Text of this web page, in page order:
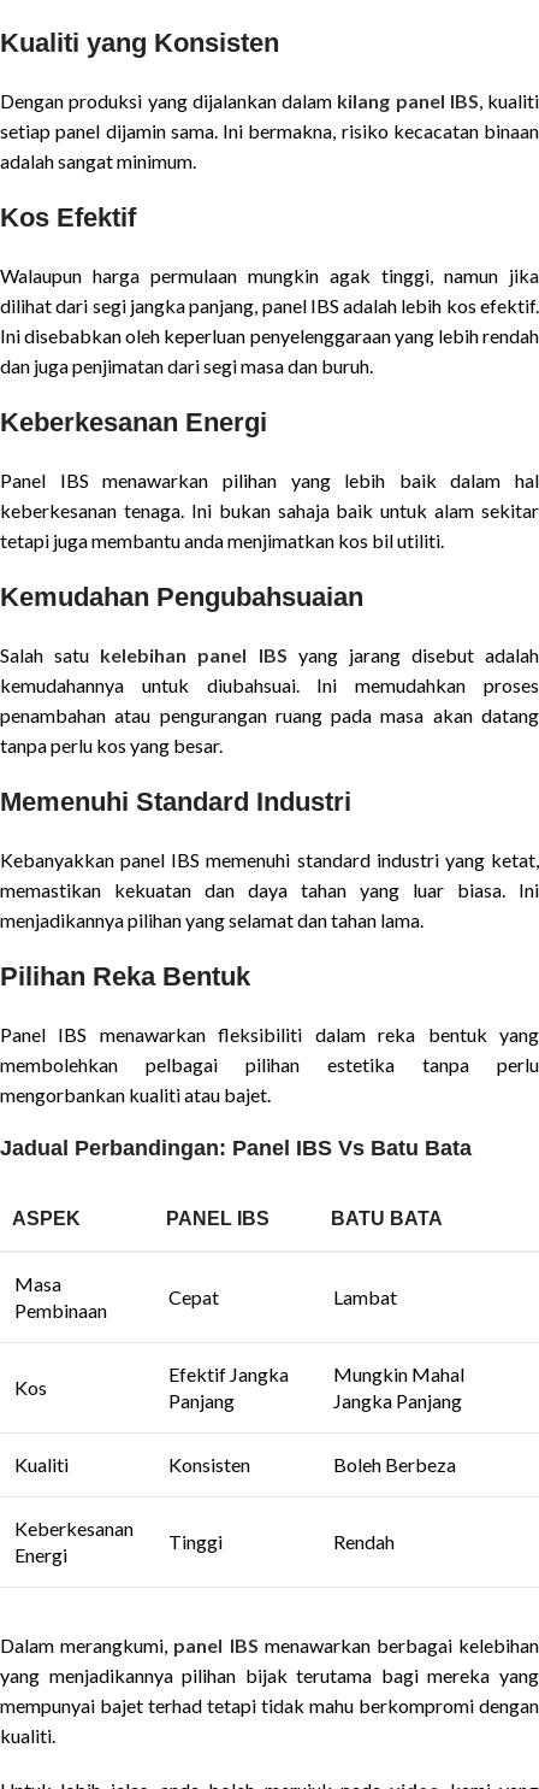
Kualiti yang Konsisten
Dengan produksi yang dijalankan dalam kilang panel IBS, kualiti
setiap panel dijamin sama. Ini bermakna, risiko kecacatan binaan
adalah sangat minimum.
Kos Efektif
Walaupun harga permulaan mungkin agak tinggi, namun jika
dilihat dari segi jangka panjang, panel IBS adalah lebih kos efektif.
Ini disebabkan oleh keperluan penyelenggaraan yang lebih rendah
dan juga penjimatan dari segi masa dan buruh.
Keberkesanan Energi
Panel IBS menawarkan pilihan yang lebih baik dalam hal
keberkesanan tenaga. Ini bukan sahaja baik untuk alam sekitar
tetapi juga membantu anda menjimatkan kos bil utiliti.
Kemudahan Pengubahsuaian
Salah satu kelebihan panel IBS yang jarang disebut adalah
kemudahannya untuk diubahsuai. Ini memudahkan proses
penambahan atau pengurangan ruang pada masa akan datang
tanpa perlu kos yang besar.
Memenuhi Standard Industri
Kebanyakkan panel IBS memenuhi standard industri yang ketat,
memastikan kekuatan dan daya tahan yang luar biasa. Ini
menjadikannya pilihan yang selamat dan tahan lama.
Pilihan Reka Bentuk
Panel IBS menawarkan fleksibiliti dalam reka bentuk yang
membolehkan pelbagai pilihan estetika tanpa perlu
mengorbankan kualiti atau bajet.
Jadual Perbandingan: Panel IBS Vs Batu Bata
ASPEK PANEL IBS BATU BATA
Masa
Pembinaan
Cepat Lambat
Kos
Efektif Jangka
Panjang
Mungkin Mahal
Jangka Panjang
Kualiti Konsisten Boleh Berbeza
Keberkesanan
Energi
Tinggi Rendah
Dalam merangkumi, panel IBS menawarkan berbagai kelebihan
yang menjadikannya pilihan bijak terutama bagi mereka yang
mempunyai bajet terhad tetapi tidak mahu berkompromi dengan
kualiti.